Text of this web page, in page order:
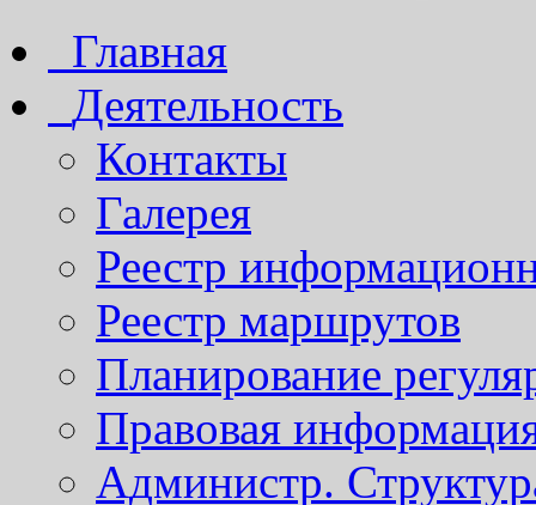
Главная
Деятельность
Контакты
Галерея
Реестр
Реестр маршрутов
Планирование
Правовая
Администр.